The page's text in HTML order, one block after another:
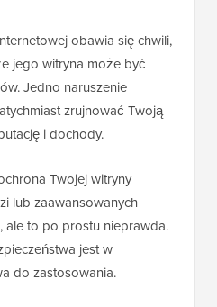
obawia się chwili,
jego witryna może być
Jedno naruszenie
zrujnować Twoją
i dochody.
Twojej witryny
lub zaawansowanych
ale to po prostu nieprawda.
jest w
do zastosowania.